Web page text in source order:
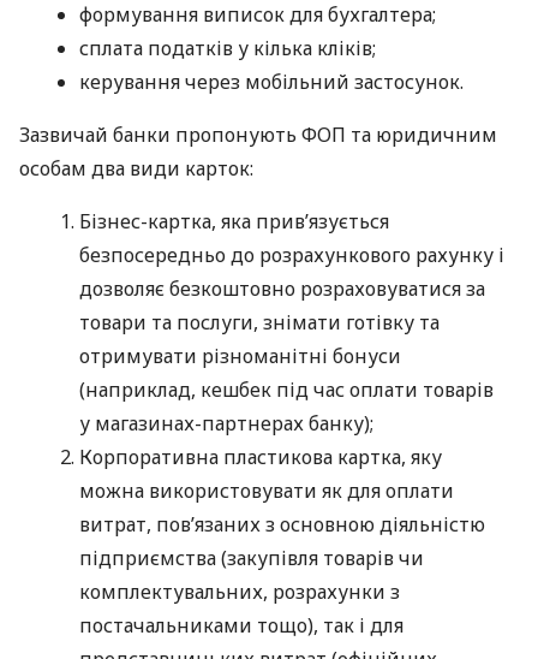
формування виписок для бухгалтера;
сплата податків у кілька кліків;
керування через мобільний застосунок.
Зазвичай банки пропонують ФОП та юридичним
особам два види карток:
Бізнес-картка, яка прив’язується
безпосередньо до розрахункового рахунку і
дозволяє безкоштовно розраховуватися за
товари та послуги, знімати готівку та
отримувати різноманітні бонуси
(наприклад, кешбек під час оплати товарів
у магазинах-партнерах банку);
Корпоративна пластикова картка, яку
можна використовувати як для оплати
витрат, пов’язаних з основною діяльністю
підприємства (закупівля товарів чи
комплектувальних, розрахунки з
постачальниками тощо), так і для